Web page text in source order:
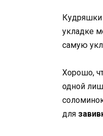
укладке
самую
Хорошо,
одной
для